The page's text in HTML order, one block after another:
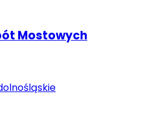
Mostowych